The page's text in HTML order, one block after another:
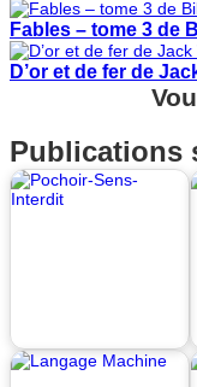
Fables – tome 3 de
D’or et de fer de
Publications